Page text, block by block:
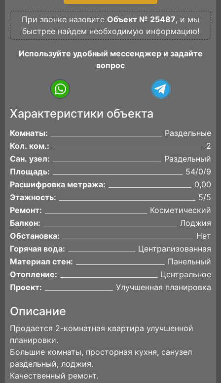
При звонке назовите Объект № 25487, и мы
быстрее найдем необходимую информацию!
Используйте удобный мессенджер и задайте
вопрос
Характеристики объекта
Комнаты:
Раздельные
Кол. ком.:
2
Сан. узел:
Раздельный
Площадь:
54/0/9
Расшифровка метража:
0,00
Этажность:
5/5
Ремонт:
Косметический
Балкон:
Лоджия
Обстановка:
Нет
Горячая вода:
Централизованная
Материал стен:
Панельный
Отопление:
Центральное
Проект:
Улучшенная планировка
Описание
Продается 2-комнатная квартира улучшенной
планировки.
Большие комнаты, просторная кухня, санузел
раздельный, лоджия.
Качественный ремонт.